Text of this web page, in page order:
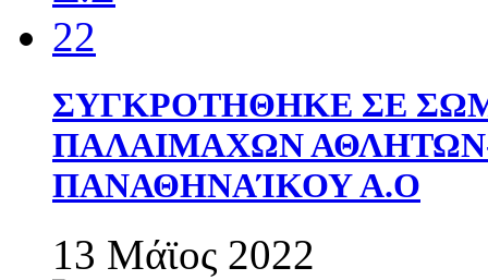
ΣΥΓΚΡΟΤΗΘΗΚΕ ΣΕ
ΠΑΛΑΙΜΑΧΩΝ
ΠΑΝΑΘΗΝΑΊΚΟΥ Α.Ο
13 Μάϊος 2022